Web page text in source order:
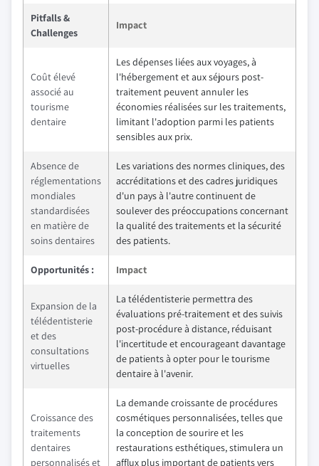
Pitfalls &
Challenges
Impact
Coût élevé
associé au
tourisme
dentaire
Les dépenses liées aux voyages, à
l'hébergement et aux séjours post-
traitement peuvent annuler les
économies réalisées sur les traitements,
limitant l'adoption parmi les patients
sensibles aux prix.
Absence de
réglementations
mondiales
standardisées
en matière de
soins dentaires
Les variations des normes cliniques, des
accréditations et des cadres juridiques
d'un pays à l'autre continuent de
soulever des préoccupations concernant
la qualité des traitements et la sécurité
des patients.
Opportunités : Impact
Expansion de la
télédentisterie
et des
consultations
virtuelles
La télédentisterie permettra des
évaluations pré-traitement et des suivis
post-procédure à distance, réduisant
l'incertitude et encourageant davantage
de patients à opter pour le tourisme
dentaire à l'avenir.
Croissance des
traitements
dentaires
personnalisés et
La demande croissante de procédures
cosmétiques personnalisées, telles que
la conception de sourire et les
restaurations esthétiques, stimulera un
afflux plus important de patients vers